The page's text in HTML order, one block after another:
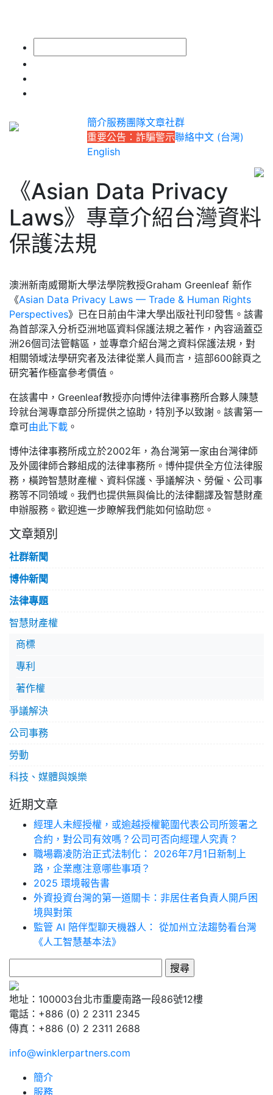
簡介服務團隊文章社群
重要公告：詐騙警示聯絡中文 (台灣)
English
《Asian Data Privacy
Laws》專章介紹台灣資料
保護法規
澳洲新南威爾斯大學法學院教授Graham Greenleaf 新作
《Asian Data Privacy Laws — Trade & Human Rights
Perspectives》已在日前由牛津大學出版社刊印發售。該書
為首部深入分析亞洲地區資料保護法規之著作，內容涵蓋亞
洲26個司法管轄區，並專章介紹台灣之資料保護法規，對
相關領域法學研究者及法律從業人員而言，這部600餘頁之
研究著作極富參考價值。
在該書中，Greenleaf教授亦向博仲法律事務所合夥人陳慧
玲就台灣專章部分所提供之協助，特別予以致謝。該書第一
章可由此下載 。
博仲法律事務所成立於2002年，為台灣第一家由台灣律師
及外國律師合夥組成的法律事務所。博仲提供全方位法律服
務，橫跨智慧財產權、資料保護、爭議解決、勞僱、公司事
務等不同領域。我們也提供無與倫比的法律翻譯及智慧財產
申辦服務。歡迎進一步瞭解我們能如何協助您。
文章類別
社群新聞
博仲新聞
法律專題
智慧財產權
商標
專利
著作權
爭議解決
公司事務
勞動
科技、媒體與娛樂
近期文章
經理人未經授權，或逾越授權範圍代表公司所簽署之
合約，對公司有效嗎？公司可否向經理人究責？
職場霸凌防治正式法制化： 2026年7月1日新制上
路，企業應注意哪些事項？
2025 環境報告書
外資投資台灣的第一道關卡：非居住者負責人開戶困
境與對策
監管 AI 陪伴型聊天機器人： 從加州立法趨勢看台灣
《人工智慧基本法》
尋
關
鍵
字:
地址：100003台北市重慶南路一段86號12樓
電話：+886 (0) 2 2311 2345
傳真：+886 (0) 2 2311 2688
info@winklerpartners.com
簡介
服務